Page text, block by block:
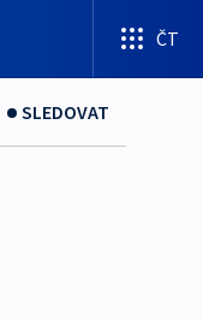
ČT
SLEDOVAT